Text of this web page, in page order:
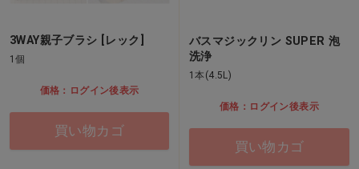
3WAY親子ブラシ [レック]
1個
価格：ログイン後表示
買い物カゴ
バスマジックリン SUPER 泡
洗浄
1本(4.5L)
価格：ログイン後表示
買い物カゴ